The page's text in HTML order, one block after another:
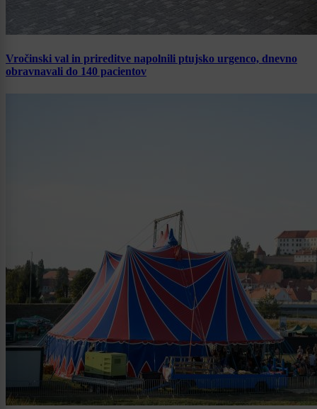
Vročinski val in prireditve napolnili ptujsko urgenco, dnevno
obravnavali do 140 pacientov